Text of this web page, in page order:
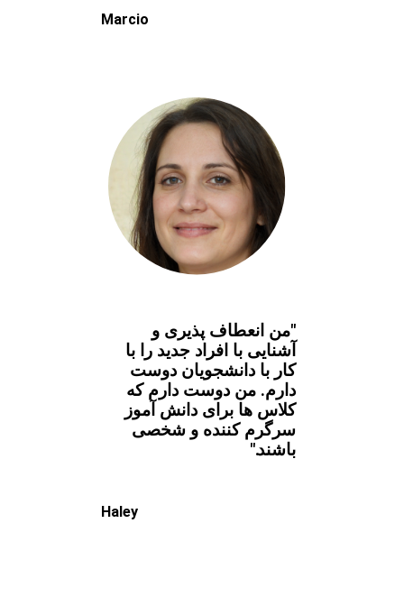
Marcio
"من انعطاف پذیری و
آشنایی با افراد جدید را با
کار با دانشجویان دوست
دارم. من دوست دارم که
کلاس ها برای دانش آموز
سرگرم کننده و شخصی
باشند."
Haley